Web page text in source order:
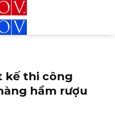
kế thi công
hầm rượu